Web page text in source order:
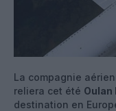
La compagnie
reliera cet été Oulan
destination en